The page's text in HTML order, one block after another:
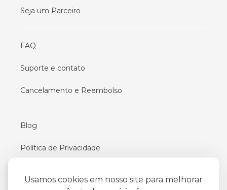
Usamos cookies em nosso site para melhorar
Seja um Parceiro
FAQ
Suporte e contato
Cancelamento e Reembolso
Blog
Política de Privacidade